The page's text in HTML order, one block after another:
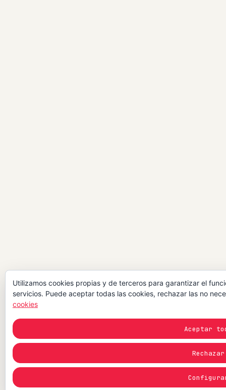
Utilizamos cookies propias y de terceros para garantizar el
servicios. Puede aceptar todas las cookies, rechazar las no
cookies
Aceptar
Rechazar